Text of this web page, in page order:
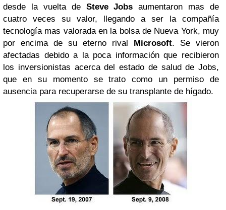
desde la vuelta de Steve Jobs aumentaron mas de
cuatro veces su valor, llegando a ser la compañía
tecnología mas valorada en la bolsa de Nueva York, muy
por encima de su eterno rival Microsoft. Se vieron
afectadas debido a la poca información que recibieron
los inversionistas acerca del estado de salud de Jobs,
que en su momento se trato como un permiso de
ausencia para recuperarse de su transplante de hígado.